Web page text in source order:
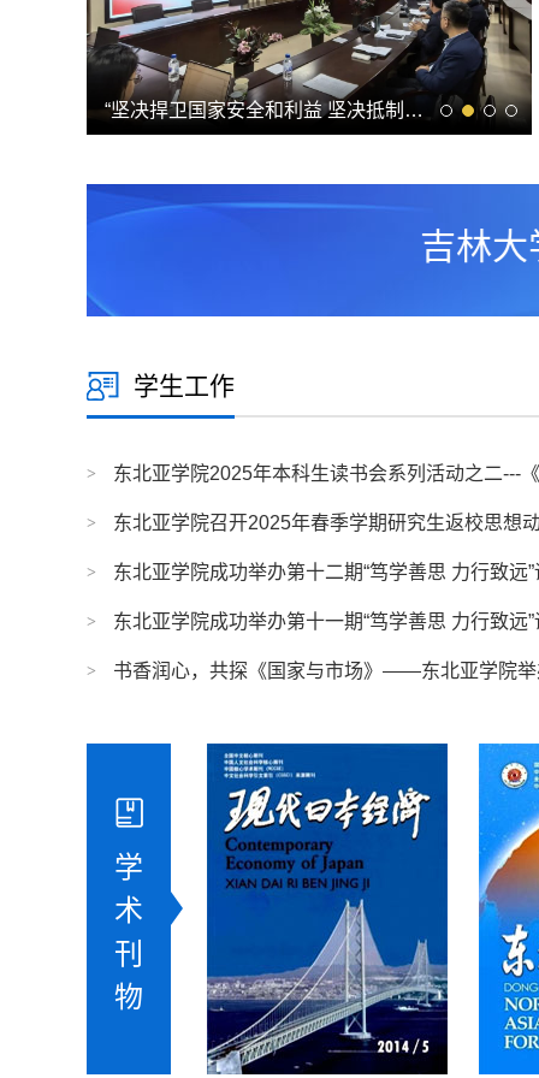
“坚决捍卫国家安全和利益 坚决抵制日本新军...
吉林大学中国人口老龄化与经济社会发展研究...
吉林大学
学生工作
东北亚学院2025年本科生读书会系列活动之二---《
东北亚学院召开2025年春季学期研究生返校思想
东北亚学院成功举办第十二期“笃学善思 力行致远
东北亚学院成功举办第十一期“笃学善思 力行致远
书香润心，共探《国家与市场》——东北亚学院举
学
术
刊
物